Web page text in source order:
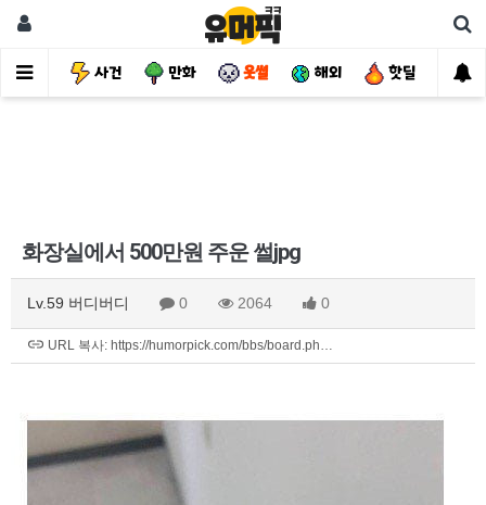
유머 사건 만화 웃썰 해외 핫딜 자
화장실에서 500만원 주운 썰jpg
Lv.59 버디버디 0 2064 0
URL 복사: https://humorpick.com/bbs/board.ph…